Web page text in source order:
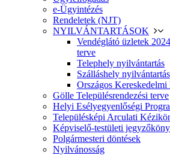
e-Ügyintézés
Rendeletek (NJT)
NYILVÁNTARTÁSOK
Vendéglátó üzletek
terve
Telephely nyilvántartás
Szálláshely nyilvántartás
Országos
Gölle Településrendezési terve
Helyi Esélyegyenlőségi
Településképi Arculati
Képviselő-testületi
Polgármesteri döntések
Nyilvánosság